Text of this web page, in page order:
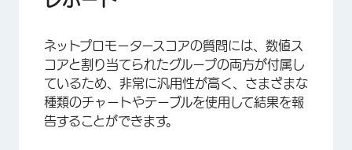
×
ネットプロモータースコアの質問には、数値ス
コアと割り当てられたグループの両方が付属し
ているため、非常に汎用性が高く、さまざまな
種類のチャートやテーブルを使用して結果を報
告することができます。